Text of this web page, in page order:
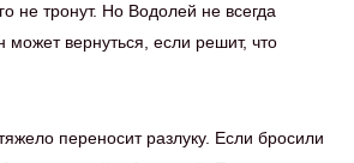
не тронут. Но Водолей не всегда
может вернуться, если решит, что
переносит разлуку. Если бросили